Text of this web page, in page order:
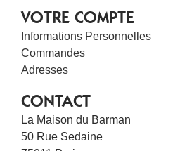
VOTRE COMPTE
Informations Personnelles
Commandes
Adresses
CONTACT
La Maison du Barman
50 Rue Sedaine